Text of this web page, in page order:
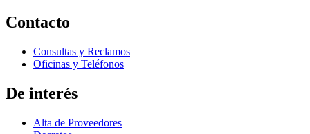
Contacto
Consultas y Reclamos
Oficinas y Teléfonos
De interés
Alta de Proveedores